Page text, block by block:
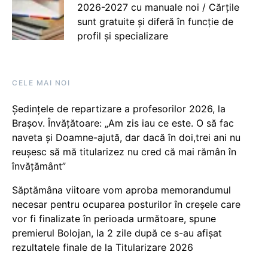
2026-2027 cu manuale noi / Cărțile
sunt gratuite și diferă în funcție de
profil și specializare
CELE MAI NOI
Ședințele de repartizare a profesorilor 2026, la
Brașov. Învățătoare: „Am zis iau ce este. O să fac
naveta și Doamne-ajută, dar dacă în doi,trei ani nu
reușesc să mă titularizez nu cred că mai rămân în
învățământ”
Săptămâna viitoare vom aproba memorandumul
necesar pentru ocuparea posturilor în creșele care
vor fi finalizate în perioada următoare, spune
premierul Bolojan, la 2 zile după ce s-au afișat
rezultatele finale de la Titularizare 2026